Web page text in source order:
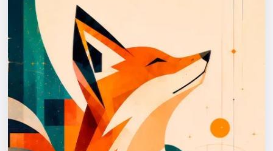
Квесты
Экскурсии
Спорт
События